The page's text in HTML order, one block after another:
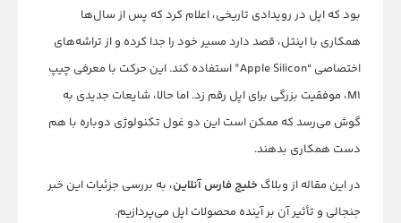
بود که اپل در رویدادی تاریخی، اعلام کرد که پس از سال‌ها
همکاری با اینتل، قصد دارد مسیر خود را جدا کرده و از تراشه‌های
اختصاصی “Apple Silicon” استفاده کند. این حرکت با معرفی چیپ
M1، موفقیت بزرگی برای اپل رقم زد. اما حالا، شایعات جدیدی به
گوش می‌رسد که ممکن است این دو غول تکنولوژی دوباره با هم
دست همکاری بدهند.
در این مقاله از وبلاگ خلیج فارس آنلاین، به بررسی جزئیات این خبر
جنجالی و تأثیر آن بر آینده محصولات اپل می‌پردازیم.